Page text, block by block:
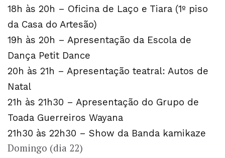
18h às 20h – Oficina de Laço e Tiara (1º piso
da Casa do Artesão)
19h às 20h – Apresentação da Escola de
Dança Petit Dance
20h às 21h – Apresentação teatral: Autos de
Natal
21h às 21h30 – Apresentação do Grupo de
Toada Guerreiros Wayana
21h30 às 22h30 – Show da Banda kamikaze
Domingo (dia 22)